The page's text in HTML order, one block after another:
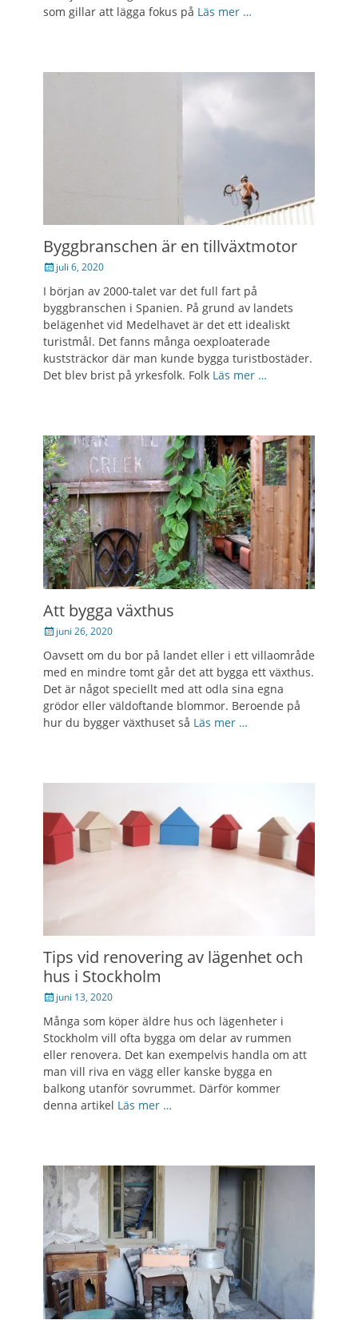
som gillar att lägga fokus på Läs mer …
Byggbranschen är en tillväxtmotor
Posted
juli 6, 2020
I början av 2000-talet var det full fart på
byggbranschen i Spanien. På grund av landets
belägenhet vid Medelhavet är det ett idealiskt
turistmål. Det fanns många oexploaterade
kuststräckor där man kunde bygga turistbostäder.
Det blev brist på yrkesfolk. Folk Läs mer …
Att bygga växthus
Postedjuni 26, 2020
Oavsett om du bor på landet eller i ett villaområde
med en mindre tomt går det att bygga ett växthus.
Det är något speciellt med att odla sina egna
grödor eller väldoftande blommor. Beroende på
hur du bygger växthuset så Läs mer …
Tips vid renovering av lägenhet och
hus i Stockholm
Postedjuni 13, 2020
Många som köper äldre hus och lägenheter i
Stockholm vill ofta bygga om delar av rummen
eller renovera. Det kan exempelvis handla om att
man vill riva en vägg eller kanske bygga en
balkong utanför sovrummet. Därför kommer
denna artikel Läs mer …